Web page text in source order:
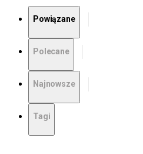
Powiązane
Polecane
Najnowsze
Tagi